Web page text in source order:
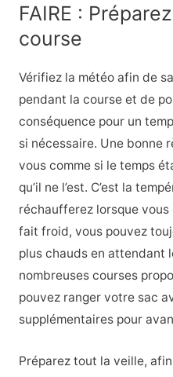
FAIRE :
course
Vérifiez la météo afin de
pendant la course et de
conséquence pour un
si nécessaire. Une bonne
vous comme si le temps
qu’il ne l’est. C’est la
réchaufferez lorsque vous
fait froid, vous pouvez
plus chauds en attendant
nombreuses courses
pouvez ranger votre sac
supplémentaires pour
Préparez tout la veille,